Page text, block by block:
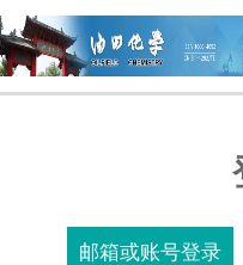
邮箱或账号登录